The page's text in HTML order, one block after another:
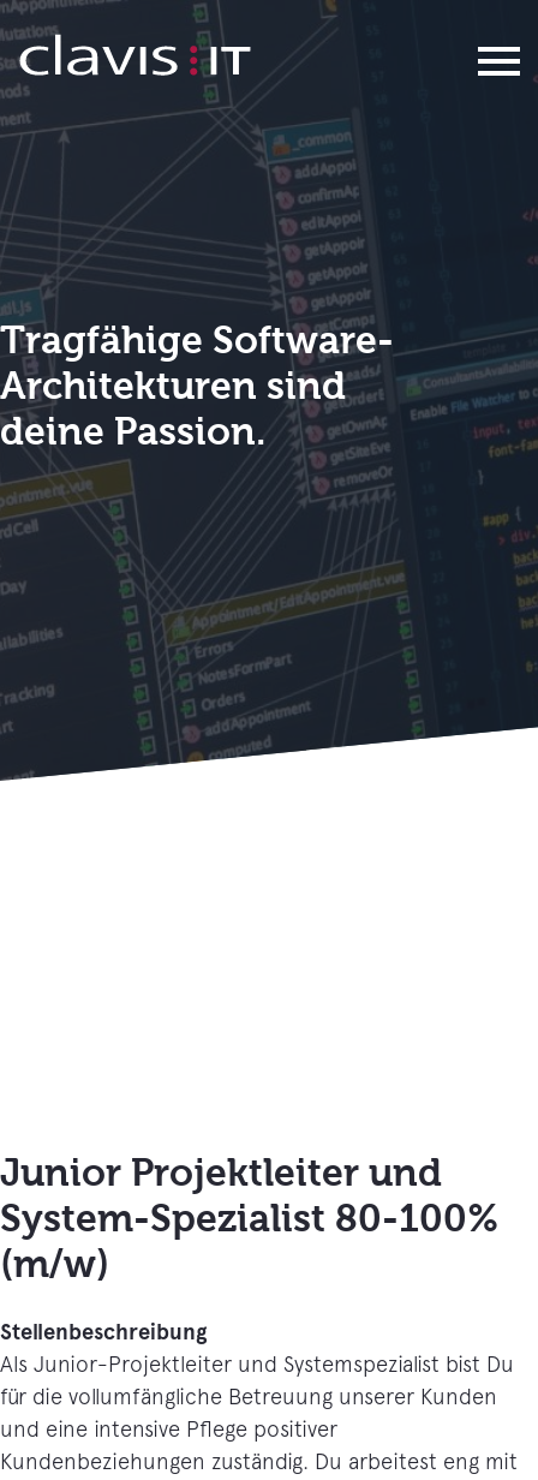
Junior Projektleiter und System-
Tragfähige Software-
Architekturen sind
​​​​​​​deine Passion.
Junior Projektleiter und
System-Spezialist 80-100%
(m/w)
Stellenbeschreibung
Als Junior-Projektleiter und Systemspezialist bist Du
für die vollumfängliche Betreuung unserer Kunden
und eine intensive Pflege positiver
Kundenbeziehungen zuständig. Du arbeitest eng mit